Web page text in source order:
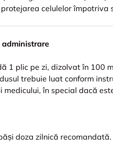
celulelor împotriva
administrare
1 plic pe zi, dizolvat în 100
trebuie luat conform
medicului, în special dacă
doza zilnică recomandată.